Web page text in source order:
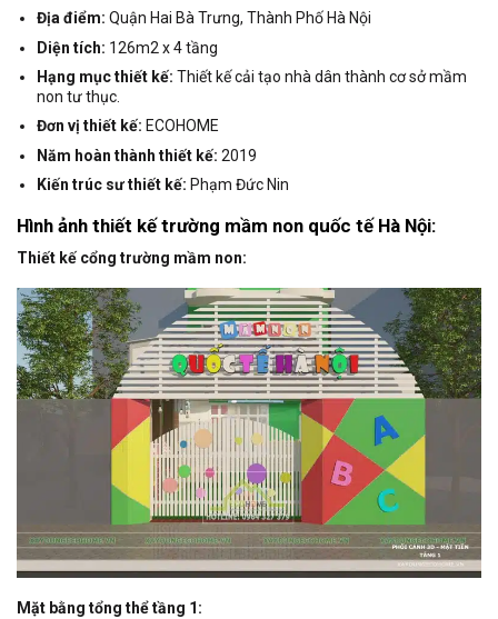
Địa điểm: Quận Hai Bà Trưng, Thành Phố Hà Nội
Diện tích: 126m2 x 4 tầng
Hạng mục thiết kế: Thiết kế cải tạo nhà dân thành cơ sở mầm
non tư thục.
Đơn vị thiết kế: ECOHOME
Năm hoàn thành thiết kế: 2019
Kiến trúc sư thiết kế: Phạm Đức Nin
Hình ảnh thiết kế trường mầm non quốc tế Hà Nội:
Thiết kế cổng trường mầm non:
Mặt bằng tổng thể tầng 1: